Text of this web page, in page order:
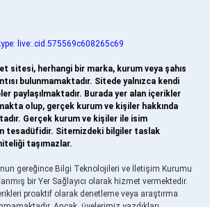
live:.cid.575569c608265c69
sitesi, herhangi bir marka, kurum veya şahıs
bulunmamaktadır. Sitede yalnızca kendi
paylaşılmaktadır. Burada yer alan içerikler
olup, gerçek kurum ve kişiler hakkında
Gerçek kurum ve kişiler ile isim
tesadüfidir. Sitemizdeki bilgiler taslak
taşımazlar.
gereğince Bilgi Teknolojileri ve İletişim Kurumu
bir Yer Sağlayıcı olarak hizmet vermektedir.
proaktif olarak denetleme veya araştırma